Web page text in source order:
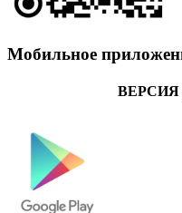
Мобильное
ВЕРСИЯ